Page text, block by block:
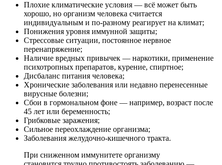
Плохие климатические условия — всё может быть
хорошо, но организм человека считается
индивидуальным и по-разному реагирует на климат;
Понижения уровня иммунной защиты;
Стрессовые ситуации, постоянное нервное
перенапряжение;
Наличие вредных привычек — наркотики, применение
психотропных препаратов, курение, спиртное;
Дисбаланс питания человека;
Хронические заболевания или недавно перенесенные
вирусные болезни;
Сбои в гормональном фоне — например, возраст после
45 лет или беременность;
Грибковые заражения;
Сильное переохлаждение организма;
Заболевания желудочно-кишечного тракта.
При сниженном иммунитете организму